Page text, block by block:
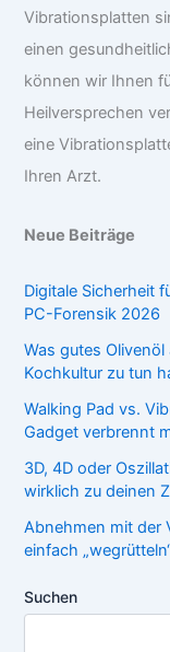
Vibrationsplatten
einen
können wir Ihnen
Heilversprechen
eine
Ihren Arzt.
Neue Beiträge
Digitale Sicherheit
PC-Forensik 2026
Was gutes
Kochkultur zu tun
Walking Pad vs.
Gadget verbrennt
3D, 4D oder
wirklich zu deinen
Abnehmen mit der
einfach
Suchen